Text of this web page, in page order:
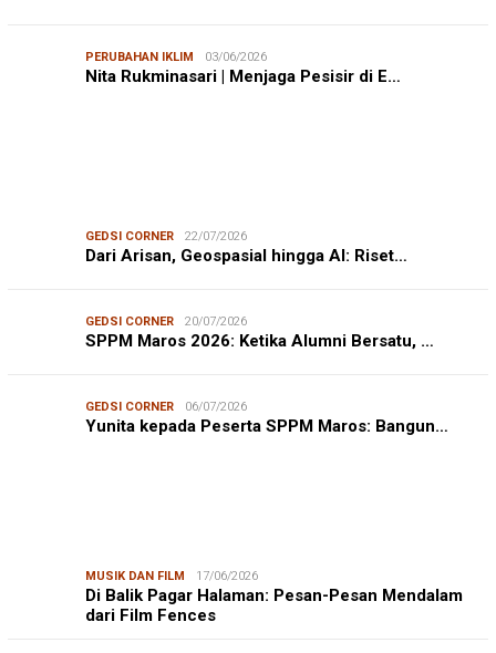
PERUBAHAN IKLIM 03/06/2026
Nita Rukminasari | Menjaga Pesisir di E…
GEDSI CORNER 22/07/2026
Dari Arisan, Geospasial hingga AI: Riset…
GEDSI CORNER 20/07/2026
SPPM Maros 2026: Ketika Alumni Bersatu, …
GEDSI CORNER 06/07/2026
Yunita kepada Peserta SPPM Maros: Bangun…
MUSIK DAN FILM 17/06/2026
Di Balik Pagar Halaman: Pesan-Pesan Mendalam
dari Film Fences